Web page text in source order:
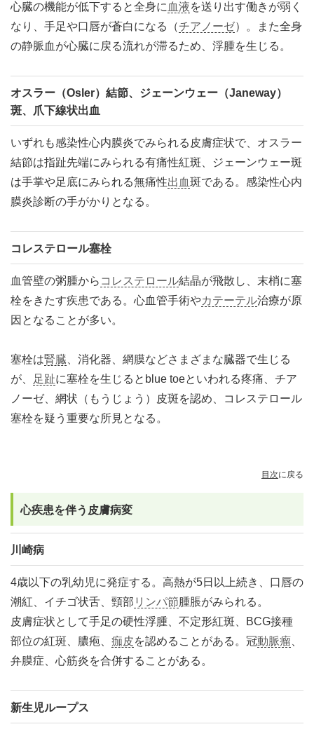
心臓の機能が低下すると全身に 血液を送り出す働きが弱く
なり、手足や口唇が蒼白になる（チアノーゼ）。また全身
の静脈血が心臓に戻る流れが滞るため、浮腫を生じる。
オスラー（Osler）結節、ジェーンウェー（Janeway）
斑、爪下線状出血
いずれも感染性心内膜炎でみられる皮膚症状で、オスラー
結節は指趾先端にみられる有痛性紅斑、ジェーンウェー斑
は手掌や足底にみられる無痛性出血斑である。感染性心内
膜炎診断の手がかりとなる。
コレステロール塞栓
血管壁の粥腫から コレステロール結晶が飛散し、末梢に塞
栓をきたす疾患である。心血管手術やカテーテル治療が原
因となることが多い。
塞栓は腎臓 、消化器、網膜などさまざまな臓器で生じる
が、
足趾に塞栓を生じるとblue toeといわれる疼痛、チア
ノーゼ、網状（もうじょう）皮斑を認め、コレステロール
塞栓を疑う重要な所見となる。
目次に戻る
心疾患を伴う皮膚病変
川崎病
4歳以下の乳幼児に発症する。高熱が5日以上続き、口唇の
潮紅、イチゴ状舌、頸部 リンパ節腫脹がみられる。
皮膚症状として手足の硬性浮腫、不定形紅斑、BCG接種
部位の紅斑、膿疱、 痂皮を認めることがある。冠動脈瘤
弁膜症、心筋炎を合併することがある。
新生児ループス